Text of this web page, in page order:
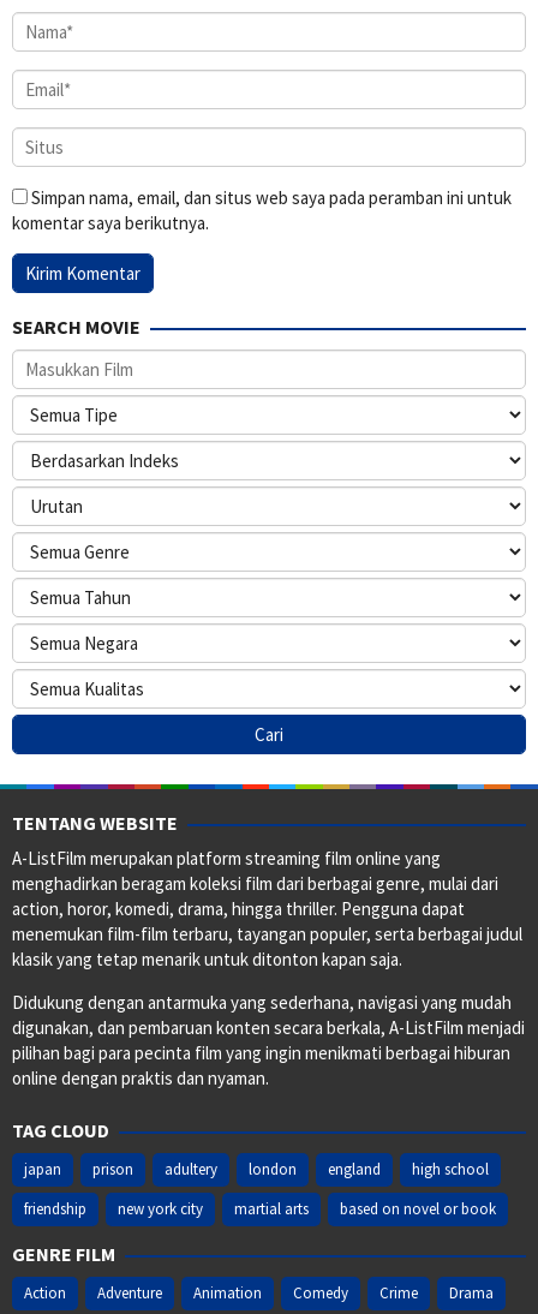
Simpan nama, email, dan situs web saya pada peramban ini untuk
komentar saya berikutnya.
SEARCH MOVIE
TENTANG WEBSITE
A-ListFilm merupakan platform streaming film online yang
menghadirkan beragam koleksi film dari berbagai genre, mulai dari
action, horor, komedi, drama, hingga thriller. Pengguna dapat
menemukan film-film terbaru, tayangan populer, serta berbagai judul
klasik yang tetap menarik untuk ditonton kapan saja.
Didukung dengan antarmuka yang sederhana, navigasi yang mudah
digunakan, dan pembaruan konten secara berkala, A-ListFilm menjadi
pilihan bagi para pecinta film yang ingin menikmati berbagai hiburan
online dengan praktis dan nyaman.
TAG CLOUD
japan prison adultery london england
high school
friendship
new york city martial arts based on novel or book
GENRE FILM
Action Adventure Animation Comedy Crime Drama